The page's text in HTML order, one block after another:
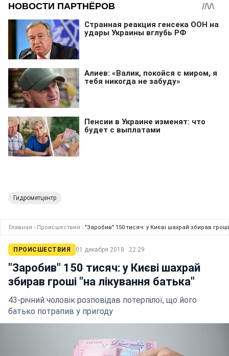
Гидрометцентр
Главная › Происшествия › "Заробив" 150 тисяч: у Києві шахрай збирав
ПРОИСШЕСТВИЯ 01 декабря 2018 · 22:29
"Заробив" 150 тисяч: у Києві шахрай
збирав гроші "на лікування батька"
43-річний чоловік розповідав потерпілої, що його
батько потрапив у пригоду